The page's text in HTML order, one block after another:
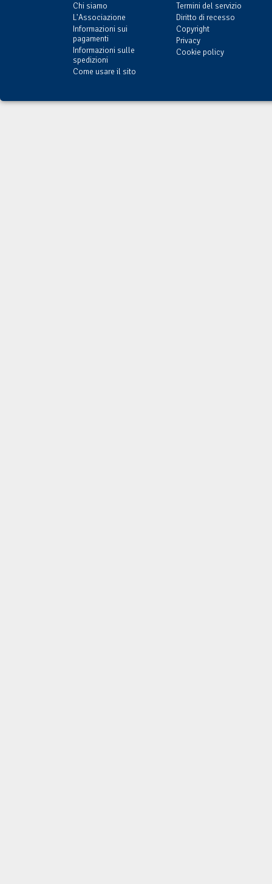
Chi siamo
L'Associazione
Informazioni sui
pagamenti
Informazioni sulle
spedizioni
Come usare il sito
Termini del servizio
Diritto di recesso
Copyright
Privacy
Cookie policy